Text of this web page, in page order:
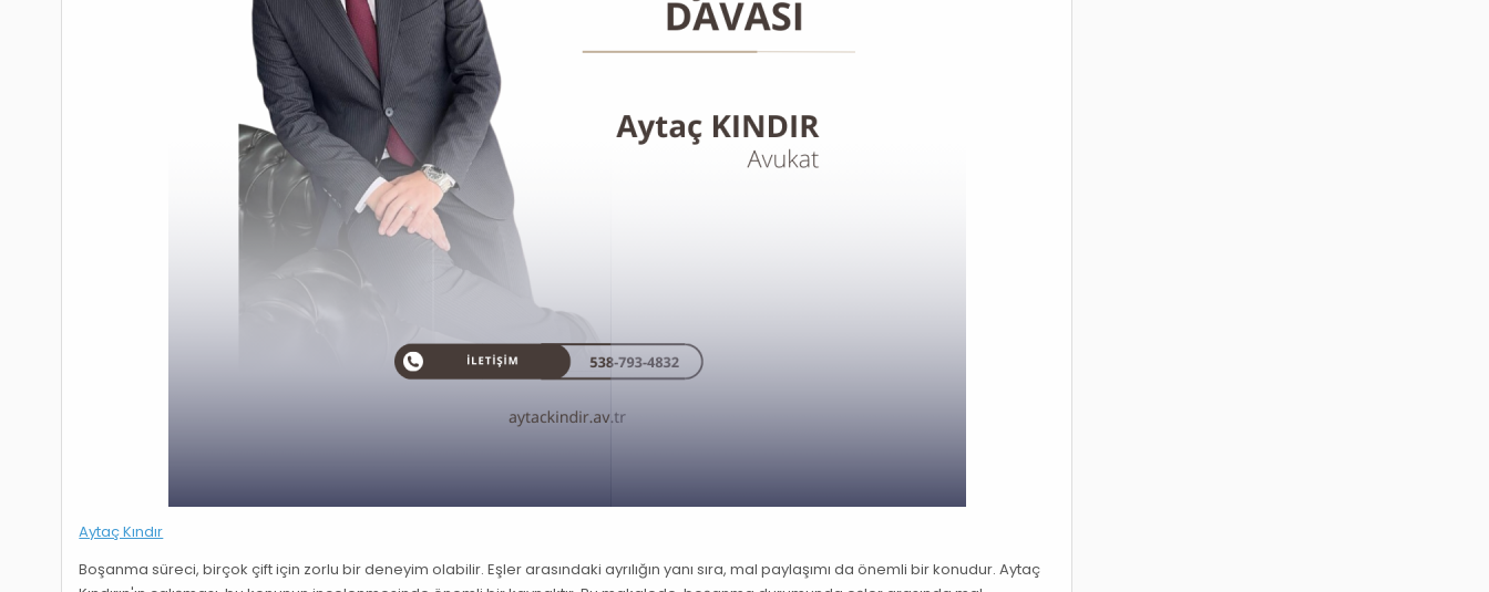
Aytaç Kındır
Boşanma süreci, birçok çift için zorlu bir deneyim olabilir. Eşler arasındaki ayrılığın yanı sıra, mal paylaşımı da önemli bir konudur. Aytaç